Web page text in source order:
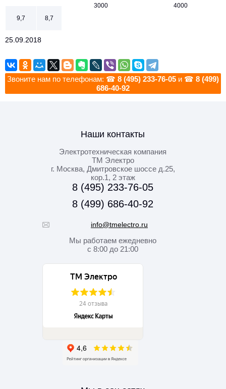
3000
4000
9,7
8,7
25.09.2018
Звоните нам по телефонам: ☎ 8 (495) 233-76-05 и ☎ 8 (499)
686-40-92
Наши контакты
Электротехническая компания
ТМ Электро
г. Москва, Дмитровское шоссе д.25,
кор.1, 2 этаж
8 (495) 233-76-05
8 (499) 686-40-92
info@tmelectro.ru
Мы работаемежедневно
с 8:00 до 21:00